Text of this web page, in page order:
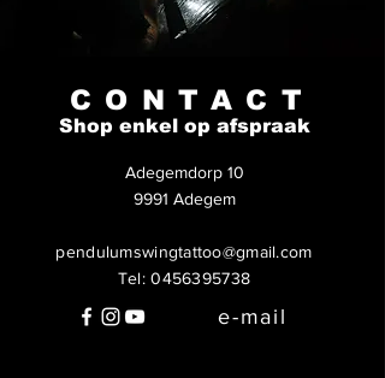
CONTACT
Shop enkel op afspraak
Adegemdorp 10
9991 Adegem
pendulumswingtattoo@gmail.com
Tel:0456395738
e-mail